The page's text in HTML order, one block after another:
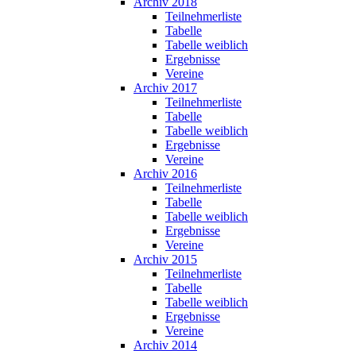
Teilnehmerliste
Tabelle
Tabelle weiblich
Ergebnisse
Vereine
Archiv 2017
Teilnehmerliste
Tabelle
Tabelle weiblich
Ergebnisse
Vereine
Archiv 2016
Teilnehmerliste
Tabelle
Tabelle weiblich
Ergebnisse
Vereine
Archiv 2015
Teilnehmerliste
Tabelle
Tabelle weiblich
Ergebnisse
Vereine
Archiv 2014